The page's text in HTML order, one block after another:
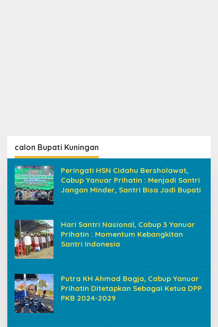
calon Bupati Kuningan
Peringati HSN Cidahu Bersholawat,
Cabup Yanuar Prihatin : Menjadi Santri
Jangan Minder, Santri Bisa Jadi Bupati
Hari Santri Nasional, Cabup 3 Yanuar
Prihatin : Momentum Kebangkitan
Santri Indonesia
Putra KH Ahmad Bagja, Cabup Yanuar
Prihatin Ditetapkan Sebagai Ketua DPP
PKB 2024-2029